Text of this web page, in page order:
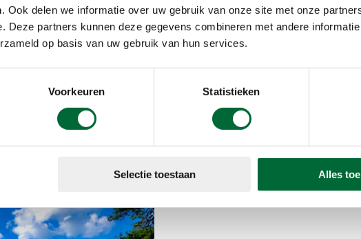
Ook delen we informatie over uw gebruik van onze site met onze
Deze partners kunnen deze gegevens combineren met andere
op basis van uw gebruik van hun services.
Voorkeuren Statistieken
Selectie toestaan Alles
Kijk
kom je
die
en de
Heidevelden op de Veluwezoom. (Foto: ©